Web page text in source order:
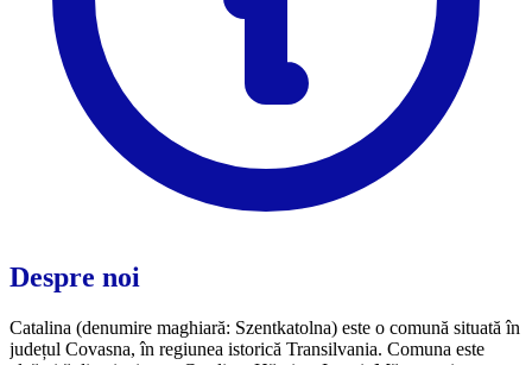
Despre noi
Catalina (denumire maghiară: Szentkatolna) este o comună situată în
județul Covasna, în regiunea istorică Transilvania. Comuna este